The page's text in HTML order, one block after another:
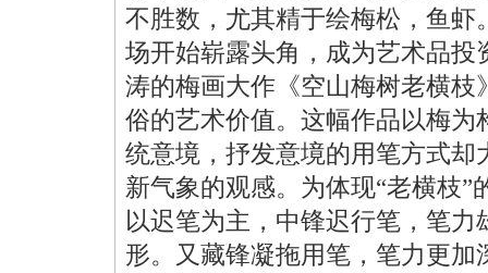
不胜数，尤其精于绘梅松，鱼虾
场开始崭露头角，成为艺术品投
涛的梅画大作《空山梅树老横枝
俗的艺术价值。这幅作品以梅为
统意境，抒发意境的用笔方式却
新气象的观感。为体现“老横枝”
以迟笔为主，中锋迟行笔，笔
形。又藏锋凝拖用笔，笔力更加